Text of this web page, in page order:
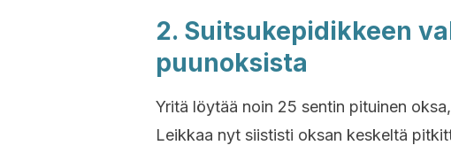
2. Suitsukepidikkeen
puunoksista
Yritä löytää noin 25 sentin pituinen
Leikkaa nyt siististi oksan keskeltä